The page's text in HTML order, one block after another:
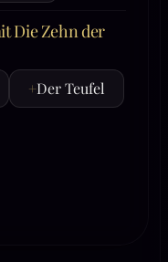
Die Zehn der
+Der Teufel